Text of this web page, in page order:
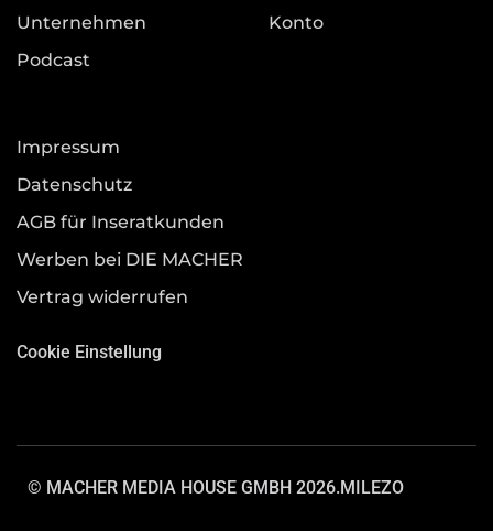
Unternehmen
Podcast
Konto
Impressum
Datenschutz
AGB für Inseratkunden
Werben bei DIE MACHER
Vertrag widerrufen
Cookie Einstellung
© MACHER MEDIA HOUSE GMBH 2026.MILEZO